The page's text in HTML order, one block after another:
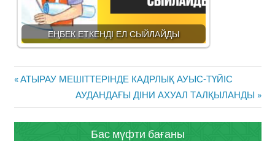
ЕҢБЕК ЕТКЕНДІ ЕЛ СЫЙЛАЙДЫ
Жазба
навигациясы
Previous
АТЫРАУ МЕШІТТЕРІНДЕ КАДРЛЫҚ АУЫС-ТҮЙІС
Next
Post:
АУДАНДАҒЫ ДІНИ АХУАЛ ТАЛҚЫЛАНДЫ
Бас мүфти бағаны